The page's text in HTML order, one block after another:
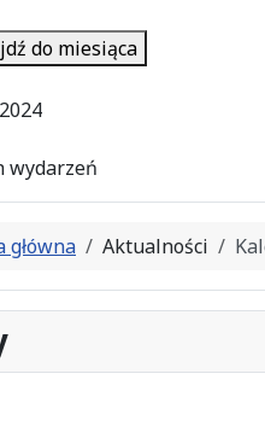
do miesiąca
wydarzeń
główna Aktualności